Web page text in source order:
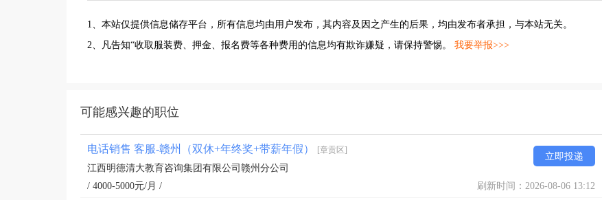
1、本站仅提供信息储存平台，所有信息均由用户发布，其内容及因之产生的后果，均由发布者承担，与本站无关。
2、凡告知“收取服装费、押金、报名费等各种费用的信息均有欺诈嫌疑，请保持警惕。 我要举报>>>
可能感兴趣的职位
电话销售 客服-赣州（双休+年终奖+带薪年假） [章贡区]
立即投递
江西明德清大教育咨询集团有限公司赣州分公司
/ 4000-5000元/月 /
刷新时间：2026-08-06 13:12